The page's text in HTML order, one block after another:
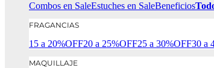
Combos en SaleEstuches en SaleBeneficios
FRAGANCIAS
15 a 20%OFF20 a 25%OFF25 a 30%OFF30 a
MAQUILLAJE